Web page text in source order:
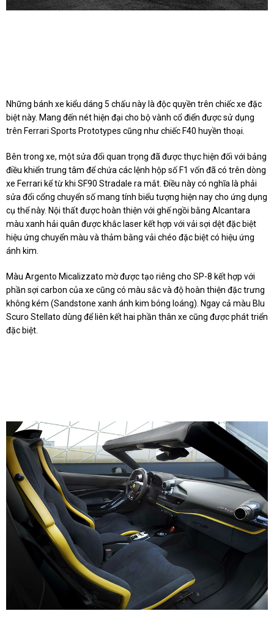
Những bánh xe kiểu dáng 5 chấu này là độc quyền trên chiếc xe đặc
biệt này. Mang đến nét hiện đại cho bộ vành cổ điển được sử dụng
trên Ferrari Sports Prototypes cũng như chiếc F40 huyền thoại.
Bên trong xe, một sửa đổi quan trọng đã được thực hiện đối với bảng
điều khiển trung tâm để chứa các lệnh hộp số F1 vốn đã có trên dòng
xe Ferrari kể từ khi SF90 Stradale ra mắt. Điều này có nghĩa là phải
sửa đổi cổng chuyển số mang tính biểu tượng hiện nay cho ứng dụng
cụ thể này. Nội thất được hoàn thiện với ghế ngồi bằng Alcantara
màu xanh hải quân được khắc laser kết hợp với vải sợi dệt đặc biệt
hiệu ứng chuyển màu và thảm bằng vải chéo đặc biệt có hiệu ứng
ánh kim.
Màu Argento Micalizzato mờ được tạo riêng cho SP-8 kết hợp với
phần sợi carbon của xe cũng có màu sắc và độ hoàn thiện đặc trưng
không kém (Sandstone xanh ánh kim bóng loáng). Ngay cả màu Blu
Scuro Stellato dùng để liên kết hai phần thân xe cũng được phát triển
đặc biệt.